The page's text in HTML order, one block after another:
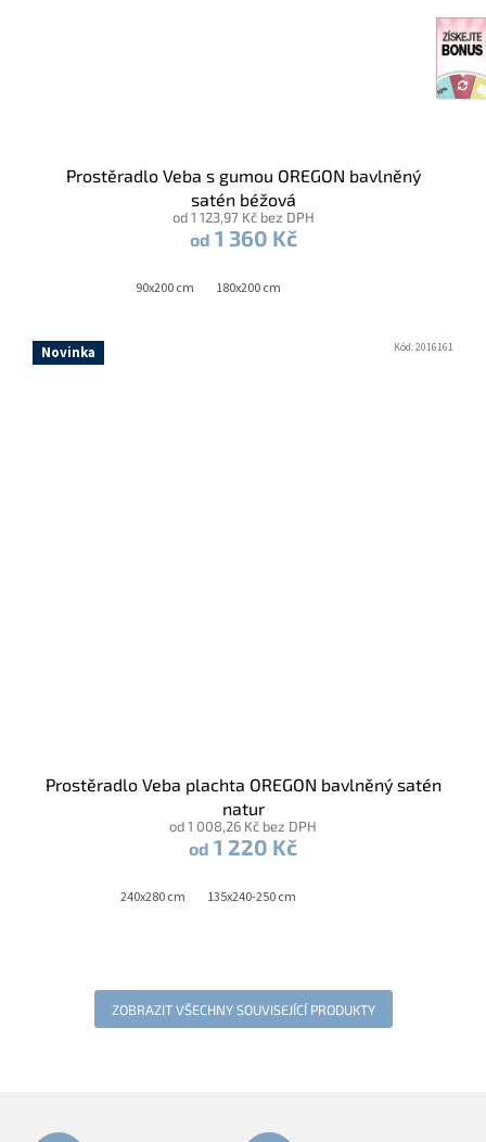
Prostěradlo Veba s gumou OREGON bavlněný
satén béžová
od 1 123,97 Kč bez DPH
od 1 360 Kč
90x200 cm 180x200 cm
Novinka
Prostěradlo Veba plachta OREGON bavlněný satén
natur
od 1 008,26 Kč bez DPH
od 1 220 Kč
240x280 cm 135x240-250 cm
Kód:2016161
ZOBRAZIT VŠECHNY SOUVISEJÍCÍ PRODUKTY